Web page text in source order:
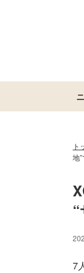
ト
地
7